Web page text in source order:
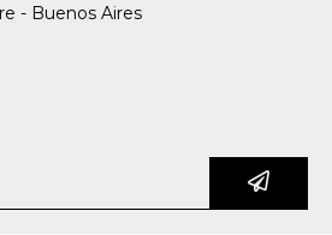
- Buenos Aires